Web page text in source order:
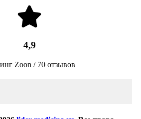
4,9
Zoon / 70 отзывов